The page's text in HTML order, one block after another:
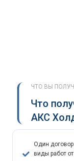
ЧТО ВЫ
Что
АКС
Один договор
виды работ